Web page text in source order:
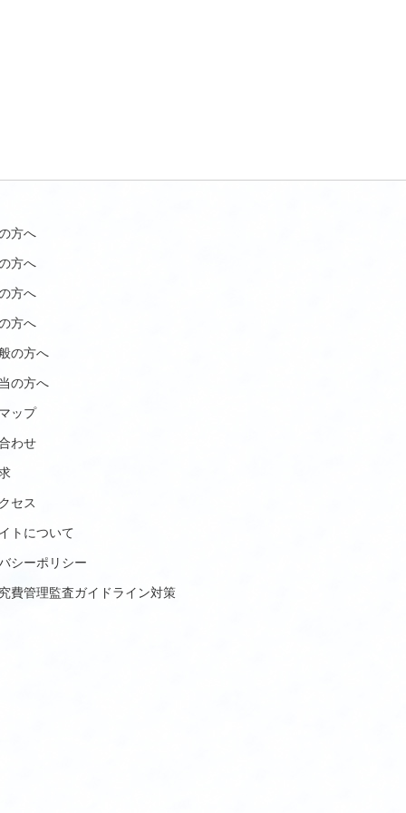
方へ
方へ
方へ
方へ
の方へ
の方へ
ップ
わせ
セス
トについて
シーポリシー
費管理監査ガイドライン対策